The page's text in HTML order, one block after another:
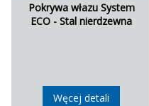
Pokrywa włazu System
ECO - Stal nierdzewna
Węcej detali